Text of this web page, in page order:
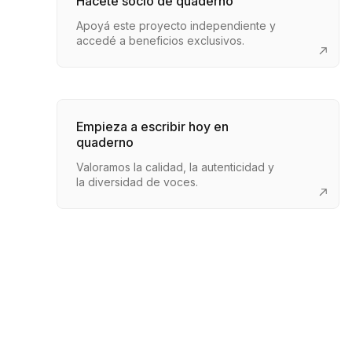
Apoyá este proyecto independiente y
accedé a beneficios exclusivos.
Empieza a escribir hoy en
quaderno
Valoramos la calidad, la autenticidad y
la diversidad de voces.